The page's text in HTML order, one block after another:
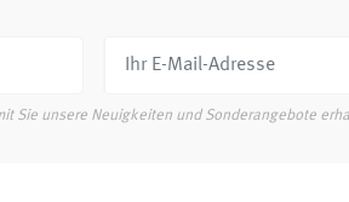
Sie unsere Neuigkeiten und Sonderangebote